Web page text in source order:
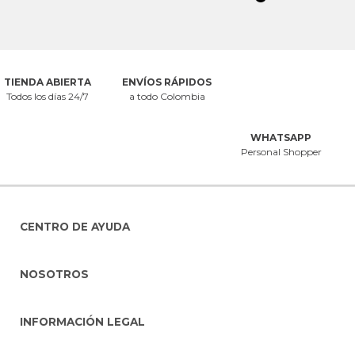
TIENDA ABIERTA
Todos los días 24/7
ENVÍOS RÁPIDOS
a todo Colombia
WHATSAPP
Personal Shopper
CENTRO DE AYUDA
NOSOTROS
INFORMACIÓN LEGAL